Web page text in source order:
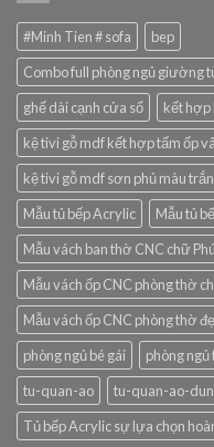
#Minh Tien # sofa
bep
Combo full phòng ngủ giường
ghế dài cạnh cửa sổ
kết hợp
kệ tivi gỗ mdf kết hợp tấm ốp
kệ tivi gỗ mdf sơn phủ màu
Mẫu tủ bếp Acrylic
Mẫu tủ
Mẫu vách ban thờ CNC chữ
Mẫu vách ốp CNC phòng thờ
Mẫu vách ốp CNC phòng thờ
phòng ngủ bé gái
phòng ngủ
tu-quan-ao
tu-quan-ao-
Tủ bếp Acrylic sự lựa chọn